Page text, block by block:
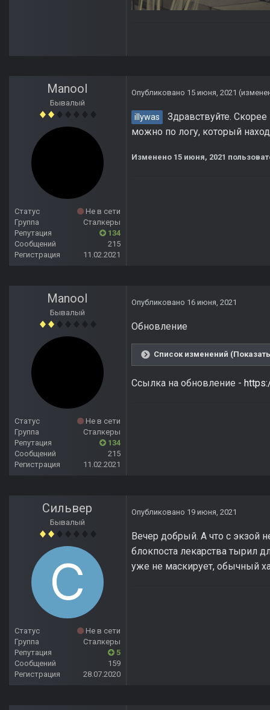
Manool
Бывалый
Статус
Не в сети
Группа
Сталкеры
Репутация
134
Сообщений
215
Регистрация
11.02.2021
Опубликовано 15 июня, 2021
illywas
Здравствуйте.
можно по логу, который
Изменено 15 июня, 2021
Manool
Бывалый
Статус
Не в сети
Группа
Сталкеры
Репутация
134
Сообщений
215
Регистрация
11.02.2021
Опубликовано 16 июня, 2021
Обновление
Список изменений
Ссылка на обновление -
Сильвер
Бывалый
Статус
Не в сети
Группа
Сталкеры
Репутация
5
Сообщений
159
Регистрация
28.07.2020
Опубликовано 19 июня, 2021
Вечер добрый. А что с экзой
блокпоста лекарства тырил
уже не маскирует, обычный